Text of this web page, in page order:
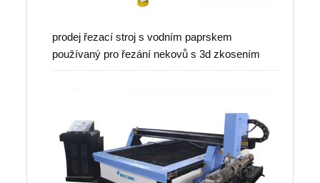
prodej řezací stroj s vodním paprskem
používaný pro řezání nekovů s 3d zkosením